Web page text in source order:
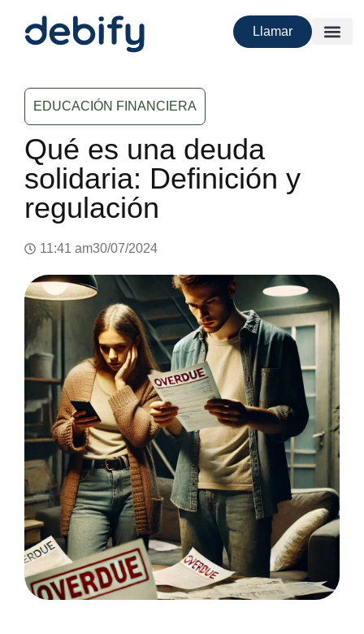
Llamar
EDUCACIÓN FINANCIERA
Qué es una deuda
solidaria: Definición y
regulación
11:41 am30/07/2024